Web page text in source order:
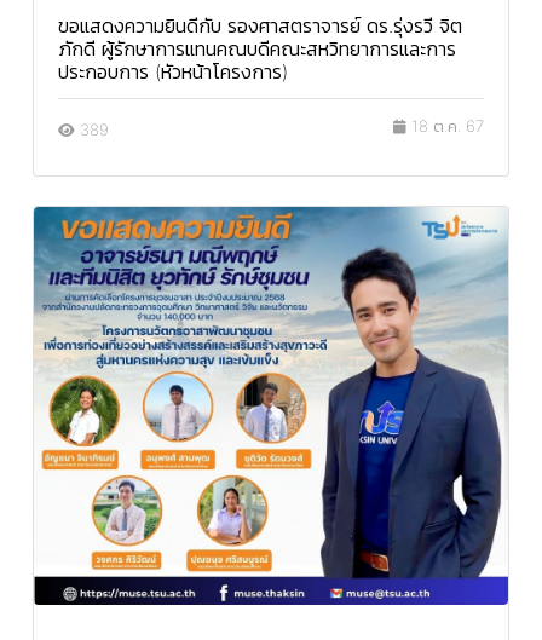
ขอแสดงความยินดีกับ รองศาสตราจารย์ ดร.รุ่งรวี จิต
ภักดี ผู้รักษาการแทนคณบดีคณะสหวิทยาการและการ
ประกอบการ (หัวหน้าโครงการ)
389 18 ต.ค. 67